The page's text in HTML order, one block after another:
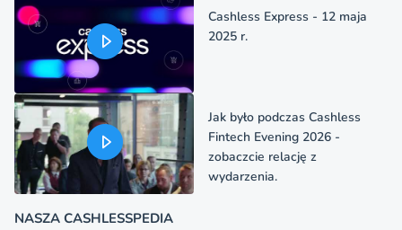
Cashless Express - 12 maja
2025 r.
Jak było podczas Cashless
Fintech Evening 2026 -
zobaczcie relację z
wydarzenia.
NASZA CASHLESSPEDIA